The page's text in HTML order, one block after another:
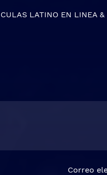
LATINO EN LINEA&
Correo